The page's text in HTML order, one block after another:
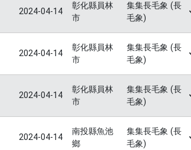
2024-04-14
彰化縣員林
市
集集長毛象 (長
毛象)
2024-04-14
彰化縣員林
市
集集長毛象 (長
毛象)
2024-04-14
彰化縣員林
市
集集長毛象 (長
毛象)
2024-04-14
南投縣魚池
鄉
集集長毛象 (長
毛象)